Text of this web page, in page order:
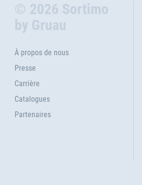
© 2026 Sortimo
by Gruau
À propos de nous
Presse
Carrière
Catalogues
Partenaires